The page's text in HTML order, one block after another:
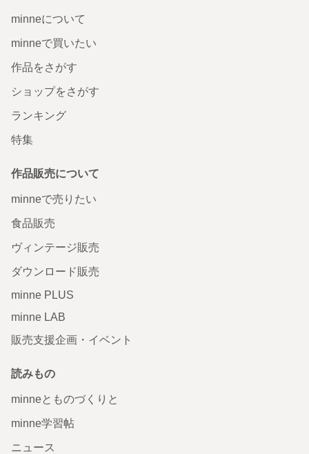
minneについて
minneで買いたい
作品をさがす
ショップをさがす
ランキング
特集
作品販売について
minneで売りたい
食品販売
ヴィンテージ販売
ダウンロード販売
minne PLUS
minne LAB
販売支援企画・イベント
読みもの
minneとものづくりと
minne学習帖
ニュース